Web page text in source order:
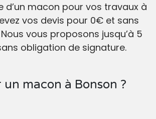
d’un macon pour vos travaux à
vos devis pour 0€ et sans
vous proposons jusqu’à 5
obligation de signature.
macon à Bonson ?